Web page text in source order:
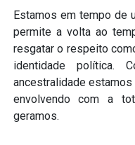
Estamos em tempo de
permite a volta ao
resgatar o respeito
identidade política.
ancestralidade
envolvendo com a
geramos.